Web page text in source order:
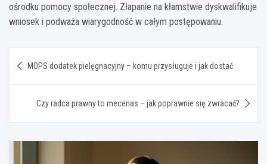
ośrodku pomocy społecznej. Złapanie na kłamstwie dyskwalifikuje
wniosek i podważa wiarygodność w całym postępowaniu.
wpisu
MOPS dodatek pielęgnacyjny – komu przysługuje i jak dostać
Czy radca prawny to mecenas – jak poprawnie się zwracać?